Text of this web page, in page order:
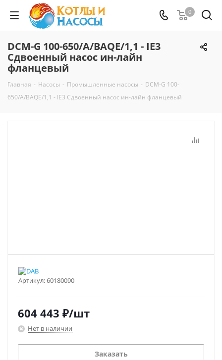
0
DCM-G 100-650/A/BAQE/1,1 - IE3
Сдвоенный насос ин-лайн
фланцевый
Главная - Насосы - Промышленные насосы - DCM-G 100-
650/A/BAQE/1,1 - IE3 Сдвоенный насос ин-лайн фланцевый
Артикул:60180090
604 443 ₽/шт
Нет в наличии
Заказать